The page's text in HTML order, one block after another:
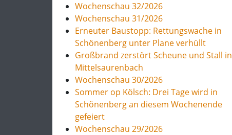
Wochenschau 32/2026
Wochenschau 31/2026
Erneuter Baustopp: Rettungswache in
Schönenberg unter Plane verhüllt
Großbrand zerstört Scheune und Stall in
Mittelsaurenbach
Wochenschau 30/2026
Sommer op Kölsch: Drei Tage wird in
Schönenberg an diesem Wochenende
gefeiert
Wochenschau 29/2026